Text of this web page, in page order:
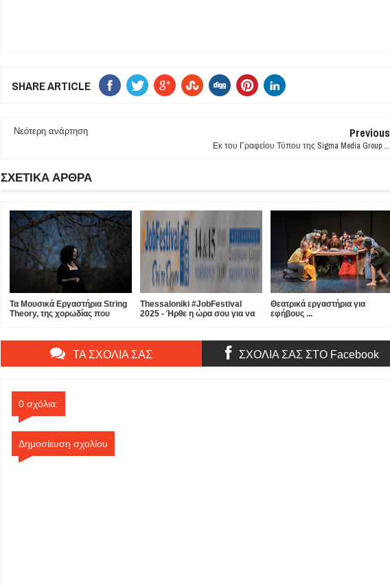
SHARE ARTICLE
Νεότερη ανάρτηση Previous
Εκ του Γραφείου Τύπου της Sigma Media Group ...
ΣΧΕΤΙΚΑ ΑΡΘΡΑ
Τα Μουσικά Εργαστήρια String
Theory, της χορωδίας που
εγκαινιάζουν την τρίτη χρονιά
των Singing Cycles,
υποδεχόμενα κορυφαίους
Thessaloniki #JobFestival
2025 - Ήρθε η ώρα σου για να
Θεατρικά εργαστήρια για
εφήβους ...
ΤΑ ΣΧΟΛΙΑ ΣΑΣ ΣΧΟΛΙΑ ΣΑΣ ΣΤΟ Facebook
0 σχόλια:
Δημοσίευση σχολίου